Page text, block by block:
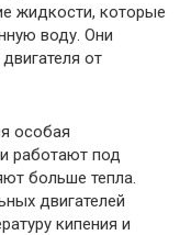
жидкости, которые
воду. Они
от
особая
работают под
больше тепла.
двигателей
кипения и